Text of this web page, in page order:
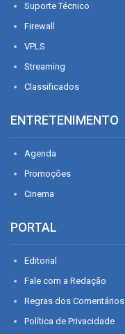
Suporte Técnico
Firewall
VPLS
Streaming
Classificados
ENTRETENIMENTO
Agenda
Promoções
Cinema
PORTAL
Editorial
Fale com a Redação
Regras dos Comentários
Política de Privacidade